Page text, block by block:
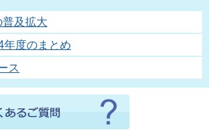
普及拡大
度のまとめ
ス